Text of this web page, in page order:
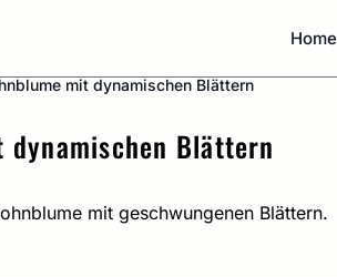
Home
mit dynamischen Blättern
dynamischen Blättern
mit geschwungenen Blättern.